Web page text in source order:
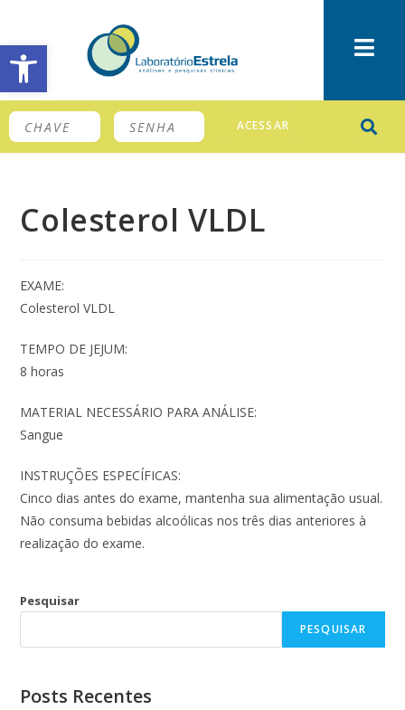
Barra de Ferramentas Aberta
ACESSAR
Colesterol VLDL
EXAME:
Colesterol VLDL
TEMPO DE JEJUM:
8 horas
MATERIAL NECESSÁRIO PARA ANÁLISE:
Sangue
INSTRUÇÕES ESPECÍFICAS:
Cinco dias antes do exame, mantenha sua alimentação usual.
Não consuma bebidas alcoólicas nos três dias anteriores à
realização do exame.
Pesquisar
PESQUISAR
Posts Recentes